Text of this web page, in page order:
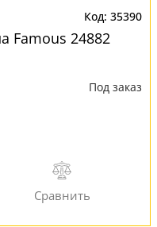
35390
Famous 24882
Под заказ